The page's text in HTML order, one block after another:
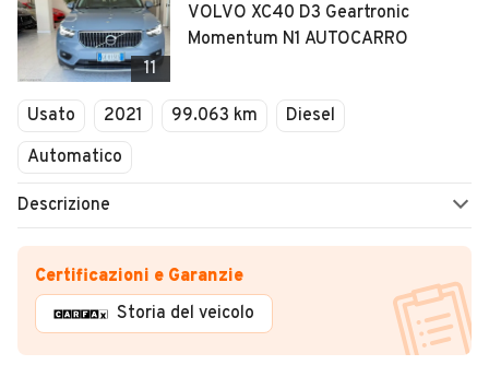
11
VOLVO XC40 D3 Geartronic
Momentum N1 AUTOCARRO
Usato 2021 99.063 km
Diesel
Automatico
Descrizione
Certificazioni e Garanzie
Storia del veicolo